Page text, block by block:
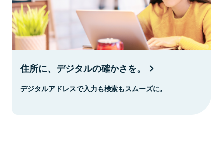
住所に、デジタルの確かさを。
デジタルアドレスで入力も検索もスムーズに。